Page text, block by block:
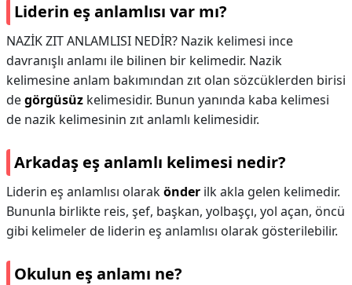
Liderin eş anlamlısı var mı?
NAZİK ZIT ANLAMLISI NEDİR? Nazik kelimesi ince
davranışlı anlamı ile bilinen bir kelimedir. Nazik
kelimesine anlam bakımından zıt olan sözcüklerden birisi
degörgüsüz kelimesidir. Bunun yanında kaba kelimesi
de nazik kelimesinin zıt anlamlı kelimesidir.
Arkadaş eş anlamlı kelimesi nedir?
Liderin eş anlamlısı olarakönder ilk akla gelen kelimedir.
Bununla birlikte reis, şef, başkan, yolbaşçı, yol açan, öncü
gibi kelimeler de liderin eş anlamlısı olarak gösterilebilir.
Okulun eş anlamı ne?